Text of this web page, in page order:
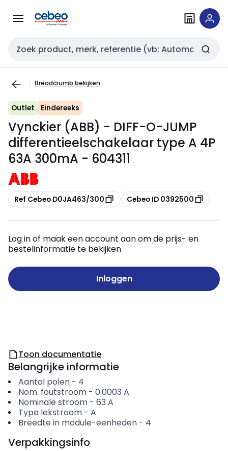
naar
naar
Zoekveld invoer
Breadcrumb bekijken
Outlet Eindereeks
Vynckier (ABB) - DIFF-O-JUMP
differentieelschakelaar type A 4P
63A 300mA - 604311
Kopiëren
Ref Cebeo D0JA463/300 Kopiëren
Cebeo ID 0392500
Log in of maak een account aan om de prijs- en
bestelinformatie te bekijken
Inloggen
Toon documentatie
Belangrijke informatie
Aantal polen- 4
Nom. foutstroom- 0.0003 A
Nominale stroom- 63 A
Type lekstroom- A
Breedte in module-eenheden- 4
Verpakkingsinfo